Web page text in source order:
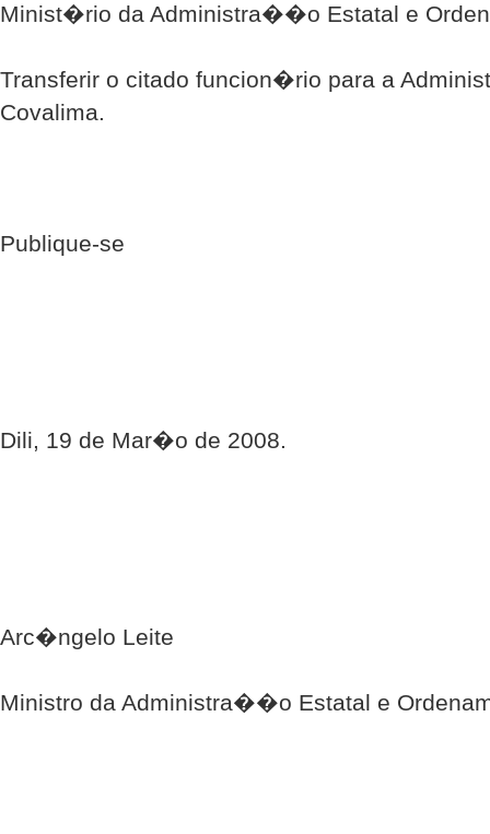
Minist�rio da Administra��o Estatal e
Transferir o citado funcion�rio para a
Covalima.
Publique-se
Dili, 19 de Mar�o de 2008.
Arc�ngelo Leite
Ministro da Administra��o Estatal e